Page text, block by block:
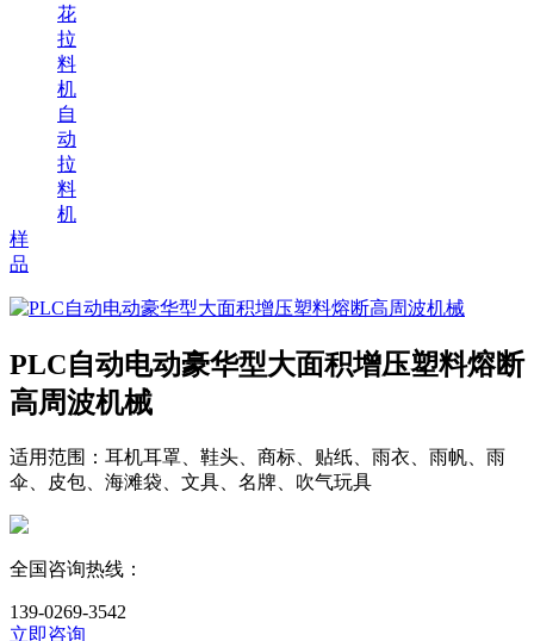
花
拉
料
机
自
动
拉
料
机
样
品
PLC自动电动豪华型大面积增压塑料熔断
高周波机械
适用范围： 耳机耳罩、鞋头、商标、贴纸、雨衣、雨帆、雨
伞、皮包、海滩袋、文具、名牌、吹气玩具
全国咨询热线：
139-0269-3542
立即咨询